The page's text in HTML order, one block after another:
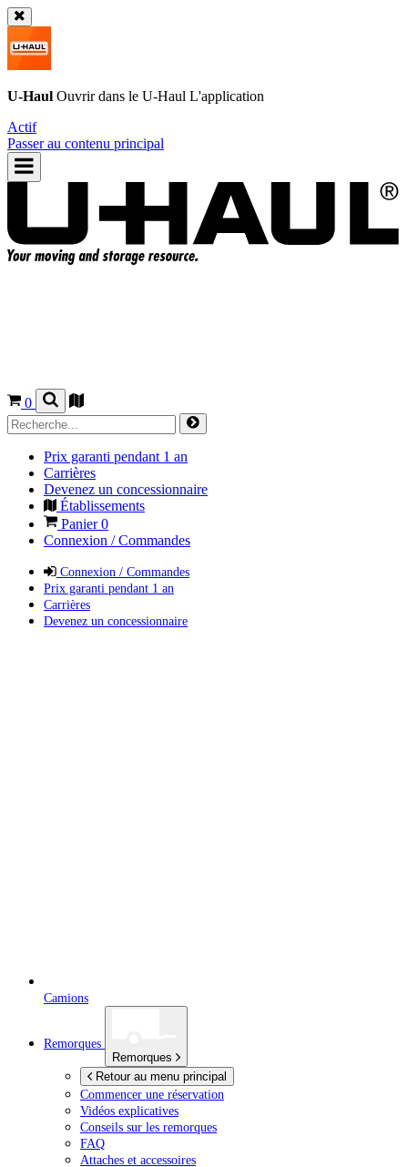
U-Haul Ouvrir dans le U-Haul L'application
Actif
Passer au contenu principal
0
Prix garanti pendant 1 an
Carrières
Devenez un concessionnaire
Établissements
Panier0
Connexion / Commandes
Connexion / Commandes
Prix garanti pendant 1 an
Carrières
Devenez un concessionnaire
Camions
Remorques
Remorques
Retour au menu principal
Commencer une réservation
Vidéos explicatives
Conseils sur les remorques
FAQ
Attaches et accessoires